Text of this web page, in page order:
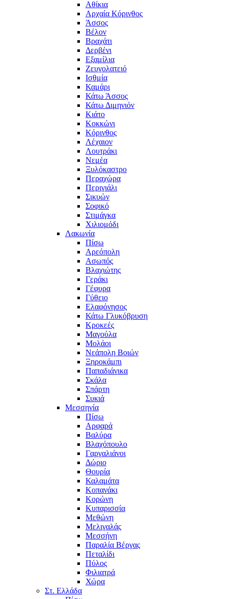
Αθίκια
Αρχαία Κόρινθος
Άσσος
Βέλον
Βραχάτι
Δερβένι
Εξαμίλια
Ζευγολατειό
Ισθμία
Καμάρι
Κάτω Άσσος
Κάτω Διμηνιόν
Κιάτο
Κοκκώνι
Κόρινθος
Λέχαιον
Λουτράκι
Νεμέα
Ξυλόκαστρο
Περαχώρα
Περιγιάλι
Σικυών
Σοφικό
Στιμάγκα
Χιλιομόδι
Λακωνία
Πίσω
Αρεόπολη
Ασωπός
Βλαχιώτης
Γεράκι
Γέφυρα
Γύθειο
Ελαφόνησος
Κάτω Γλυκόβρυση
Κροκεές
Μαγούλα
Μολάοι
Νεάπολη Βοιών
Ξηροκάμπι
Παπαδιάνικα
Σκάλα
Σπάρτη
Συκιά
Μεσσηνία
Πίσω
Αρφαρά
Βαλύρα
Βλαχόπουλο
Γαργαλιάνοι
Δώριο
Θουρία
Καλαμάτα
Κοπανάκι
Κορώνη
Κυπαρισσία
Μεθώνη
Μελιγαλάς
Μεσσήνη
Παραλία Βέργας
Πεταλίδι
Πύλος
Φιλιατρά
Χώρα
Στ. Ελλάδα